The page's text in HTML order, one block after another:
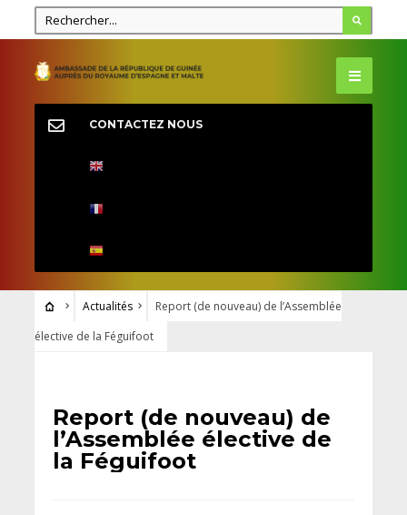
CONTACTEZ NOUS
Actualités
Report (de nouveau) de l’Assemblée
élective de la Féguifoot
Report (de nouveau) de
l’Assemblée élective de
la Féguifoot